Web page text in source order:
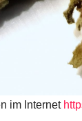
im Internet